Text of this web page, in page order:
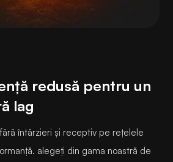
redusă pentru un
lag
întârzieri și receptiv pe rețelele
alegeți din gama noastră de